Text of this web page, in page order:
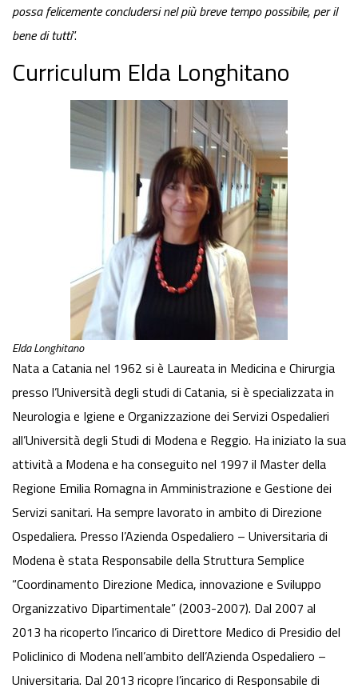
possa felicemente concludersi nel più breve tempo possibile, per il
bene di tutti”.
Curriculum Elda Longhitano
Elda Longhitano
Nata a Catania nel 1962 si è Laureata in Medicina e Chirurgia
presso l’Università degli studi di Catania, si è specializzata in
Neurologia e Igiene e Organizzazione dei Servizi Ospedalieri
all’Università degli Studi di Modena e Reggio. Ha iniziato la sua
attività a Modena e ha conseguito nel 1997 il Master della
Regione Emilia Romagna in Amministrazione e Gestione dei
Servizi sanitari. Ha sempre lavorato in ambito di Direzione
Ospedaliera. Presso l’Azienda Ospedaliero – Universitaria di
Modena è stata Responsabile della Struttura Semplice
“Coordinamento Direzione Medica, innovazione e Sviluppo
Organizzativo Dipartimentale” (2003-2007). Dal 2007 al
2013 ha ricoperto l’incarico di Direttore Medico di Presidio del
Policlinico di Modena nell’ambito dell’Azienda Ospedaliero –
Universitaria. Dal 2013 ricopre l’incarico di Responsabile di